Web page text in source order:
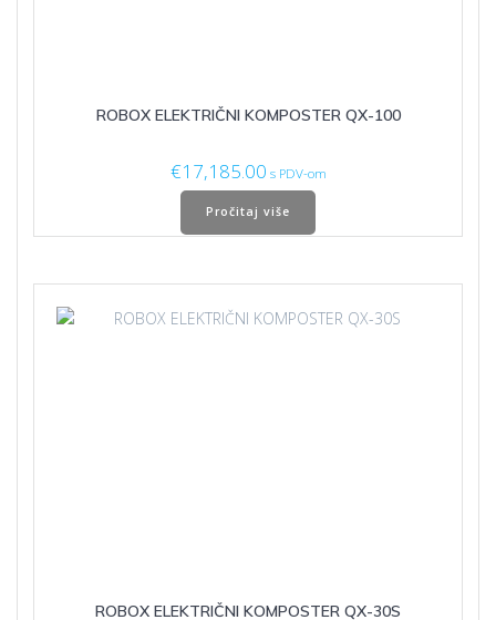
ROBOX ELEKTRIČNI KOMPOSTER QX-100
€17,185.00 s PDV-om
Pročitaj više
ROBOX ELEKTRIČNI KOMPOSTER QX-30S